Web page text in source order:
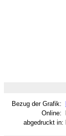
Bezug der Grafik:
Online:
abgedruckt in: